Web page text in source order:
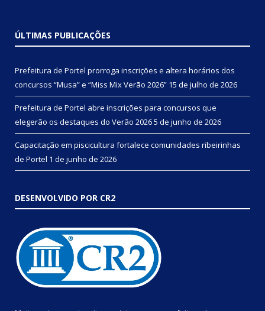
ÚLTIMAS PUBLICAÇÕES
Prefeitura de Portel prorroga inscrições e altera horários dos
concursos “Musa” e “Miss Mix Verão 2026” 15 de julho de 2026
Prefeitura de Portel abre inscrições para concursos que
elegerão os destaques do Verão 20265 de junho de 2026
Capacitação em piscicultura fortalece comunidades ribeirinhas
de Portel 1 de junho de 2026
DESENVOLVIDO POR CR2